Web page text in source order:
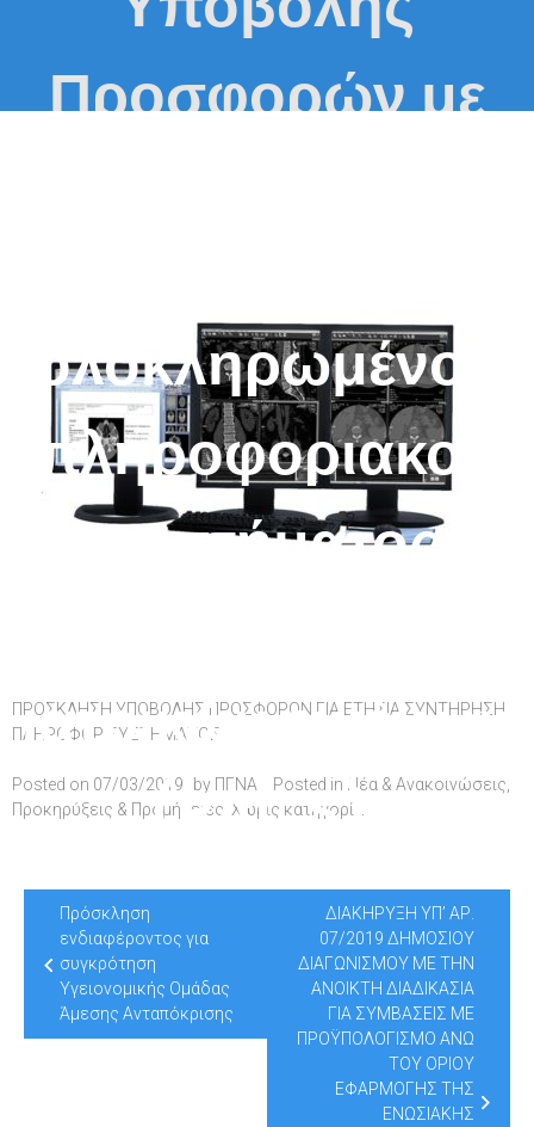
Προσφορών με
ολοκληρωμένου
πληροφοριακού
συστήματος
ιατρικών εικόνων
(PACS),
ακτινολογικού
πληροφοριακού
συστήματος (RIS)
ΠΡΟΣΚΛΗΣΗ ΥΠΟΒΟΛΗΣ ΠΡΟΣΦΟΡΩΝ ΓΙΑ ΕΤΗΣΙΑ ΣΥΝΤΗΡΗΣΗ
ΠΛΗΡΟΦΟΡ ΣΥΣΤΗΜΑΤΟΣ
Posted on 07/03/2019 by ΠΓΝΑ Posted in Νέα & Ανακοινώσεις
Προκηρύξεις & Προμήθειες Χωρίς κατηγορία
Post
navigation
Πρόσκληση
ενδιαφέροντος για
συγκρότηση
Υγειονομικής Ομάδας
Άμεσης Ανταπόκρισης
ΔΙΑΚΗΡΥΞΗ ΥΠ’ ΑΡ.
07/2019 ΔΗΜΟΣΙΟΥ
ΔΙΑΓΩΝΙΣΜΟΥ ΜΕ ΤΗΝ
ΑΝΟΙΚΤΗ ΔΙΑΔΙΚΑΣΙΑ
ΓΙΑ ΣΥΜΒΑΣΕΙΣ ΜΕ
ΠΡΟΫΠΟΛΟΓΙΣΜΟ ΑΝΩ
ΤΟΥ ΟΡΙΟΥ
ΕΦΑΡΜΟΓΗΣ ΤΗΣ
ΕΝΩΣΙΑΚΗΣ